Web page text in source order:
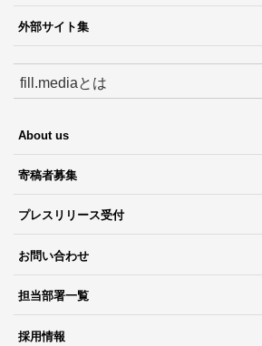
外部サイト集
fill.mediaとは
About us
寄稿者募集
プレスリリース受付
お問い合わせ
担当部署一覧
採用情報